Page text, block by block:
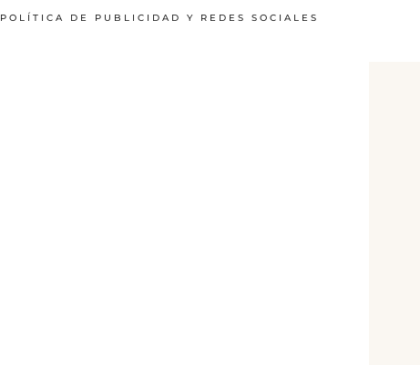
POLÍTICA DE PUBLICIDAD Y REDES SOCIALES